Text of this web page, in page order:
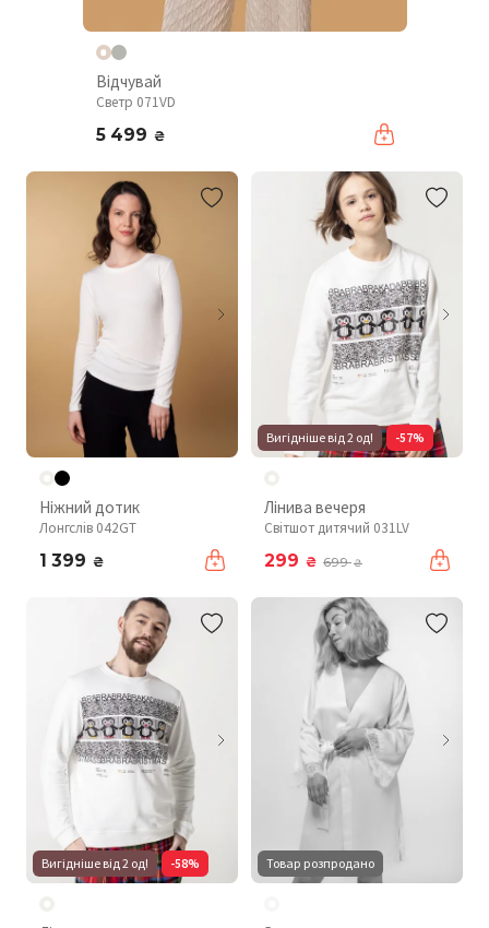
Відчувай
Светр 071VD
5 499 ₴
Ніжний дотик
Лонгслів 042GT
1 399 ₴
Вигідніше від 2 од! -57%
Лінива вечеря
Світшот дитячий 031LV
299 ₴ 699₴
Вигідніше від 2 од! -58% Товар розпродано